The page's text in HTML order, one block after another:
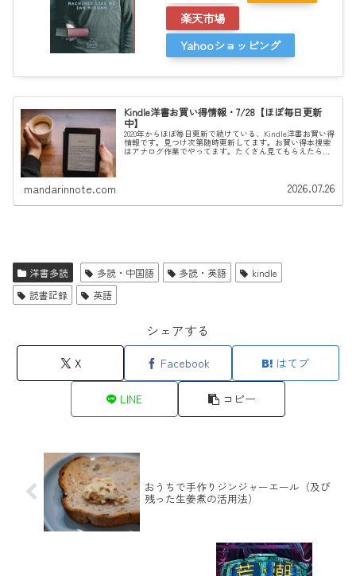
楽天市場
Yahooショッピング
Kindle洋書お買い得情報・7/28【ほぼ毎日更新
中】
2020年からほぼ毎日更新で続けている、Kindle洋書お買い得
情報です。見つけ次第随時更新してます。お買い得本捜索
はアナログ作業でやってます。たくさん見てもらえたら更
mandarinnote.com 2026.07.26
洋書多読 多読・中国語 多読・英語
kindle
読書記録
英語
シェアする
X Facebook はてブ
LINE コピー
おうちで手作りジンジャーエール（及び
残った生姜煮の活用法）